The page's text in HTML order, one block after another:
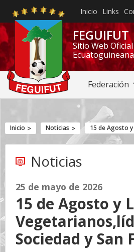
Inicio Links
FEGUIFUT
Sitio Web
Federación
Inicio Noticias
Noticias
25 de mayo de 2026
‎15 de Agosto y
Sociedad y San